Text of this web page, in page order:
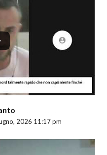
2026 11:17 pm